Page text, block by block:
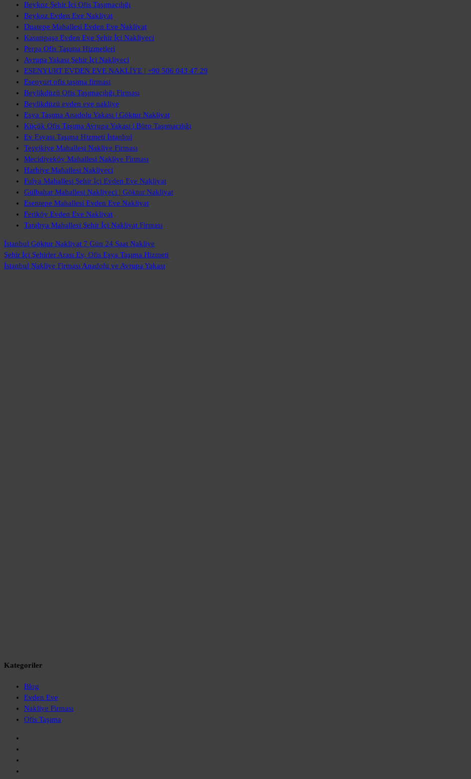
Beykoz Şehir İçi Ofis Taşımacılığı
Beykoz Evden Eve Nakliyat
Duatepe Mahallesi Evden Eve Nakliyat
Kasımpaşa Evden Eve Şehir İçi Nakliyeci
Perpa Ofis Taşıma Hizmetleri
Avrupa Yakası Şehir İçi Nakliyeci
ESENYURT EVDEN EVE NAKLİYE | +90 506 043 47 29
Esenyurt ofis taşıma firması
Beylikdüzü Ofis Taşımacılığı Firması
Beylikdüzü evden eve nakliye
Eşya Taşıma Anadolu Yakası | Göktur Nakliyat
Küçük Ofis Taşıma Avrupa Yakası | Büro Taşımacılığı
Ev Eşyası Taşıma Hizmeti İstanbul
Teşvikiye Mahallesi Nakliye Firması
Mecidiyeköy Mahallesi Nakliye Firması
Harbiye Mahallesi Nakliyeci
Fulya Mahallesi Şehir İçi Evden Eve Nakliyat
Gülbahar Mahallesi Nakliyeci | Göktur Nakliyat
Esentepe Mahallesi Evden Eve Nakliyat
Feriköy Evden Eve Nakliyat
Tarabya Mahallesi Şehir İçi Nakliyat Firması
İstanbul Göktur Nakliyat 7 Gün 24 Saat Nakliye
Şehir İçi Şehirler Arası Ev, Ofis Eşya Taşıma Hizmeti
İstanbul Nakliye Firması Anadolu ve Avrupa Yakası
Kategoriler
Blog
Evden Eve
Nakliye Firması
Ofis Taşıma